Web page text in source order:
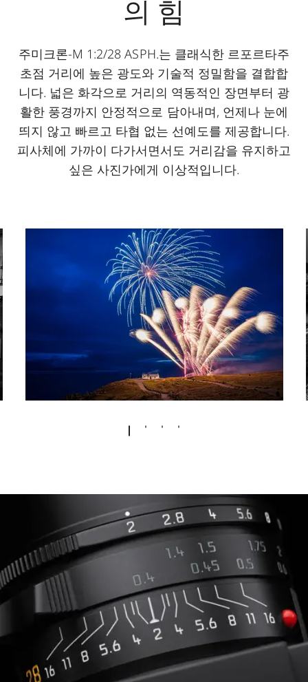
의 힘
주미크론-M 1:2/28 ASPH.는 클래식한 르포르타주
초점 거리에 높은 광도와 기술적 정밀함을 결합합
니다. 넓은 화각으로 거리의 역동적인 장면부터 광
활한 풍경까지 안정적으로 담아내며, 언제나 눈에
띄지 않고 빠르고 타협 없는 선예도를 제공합니다.
피사체에 가까이 다가서면서도 거리감을 유지하고
싶은 사진가에게 이상적입니다.